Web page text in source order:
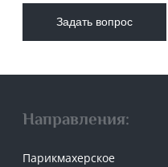
Направления:
Парикмахерское